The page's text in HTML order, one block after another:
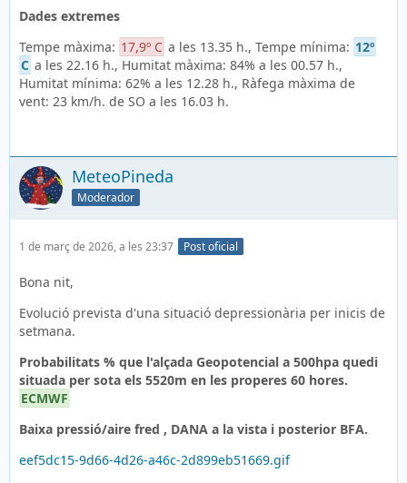
Dades extremes
Tempe màxima: 17,9º C a les 13.35 h., Tempe mínima: 12º
C a les 22.16 h., Humitat màxima: 84% a les 00.57 h.,
Humitat mínima: 62% a les 12.28 h., Ràfega màxima de
vent: 23 km/h. de SO a les 16.03 h.
MeteoPineda
Moderador
1 de març de 2026, a les 23:37 Post oficial
Bona nit,
Evolució prevista d'una situació depressionària per inicis de
setmana.
Probabilitats % que l'alçada Geopotencial a 500hpa quedi
situada per sota els 5520m en les properes 60 hores.
ECMWF
Baixa pressió/aire fred , DANA a la vista i posterior BFA.
eef5dc15-9d66-4d26-a46c-2d899eb51669.gif